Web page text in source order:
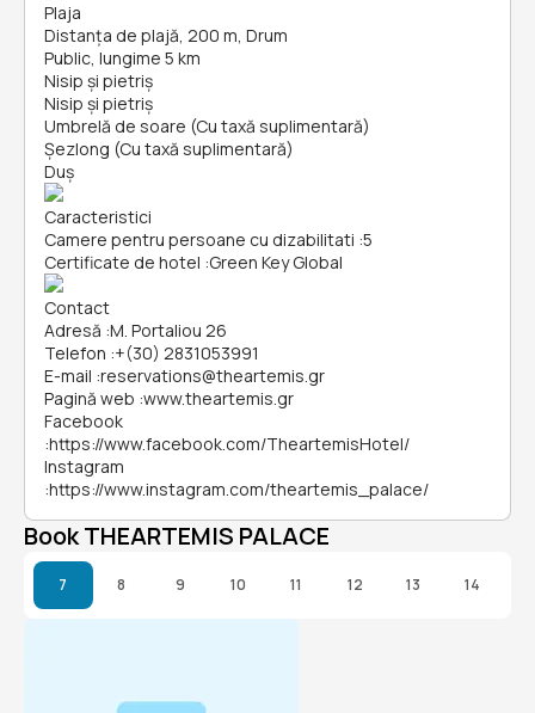
Plaja
Distanța de plajă, 200 m, Drum
Public, lungime 5 km
Nisip și pietriş
Nisip și pietriş
Umbrelă de soare (Cu taxă suplimentară)
Șezlong (Cu taxă suplimentară)
Duș
Caracteristici
Camere pentru persoane cu dizabilitati :5
Certificate de hotel :Green Key Global
Contact
Adresă :M. Portaliou 26
Telefon :+(30) 2831053991
E-mail :reservations@theartemis.gr
Pagină web :www.theartemis.gr
Facebook
:https://www.facebook.com/TheartemisHotel/
Instagram
:https://www.instagram.com/theartemis_palace/
Book THEARTEMIS PALACE
7 8 9 10 11 12 13 14